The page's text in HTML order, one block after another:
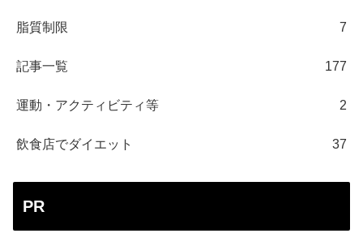
脂質制限 7
記事一覧 177
運動・アクティビティ等 2
飲食店でダイエット 37
PR